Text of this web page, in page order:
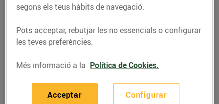
31/d’octubre/2024
Ingredients (per a dos motlles rodons de 15
cm): 150 g de mantega 35 g de cacau en pols
50 g...
LLEGIR MÉS
segons els teus hàbits de navegació.
Pots acceptar, rebutjar les no essencials o configurar
les teves preferències.
Més informació a la Política de Cookies.
Configurar
Acceptar